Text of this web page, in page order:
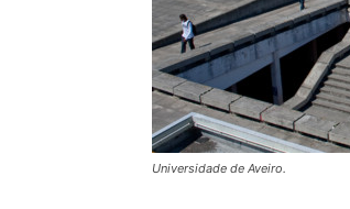
Universidade de Aveiro.